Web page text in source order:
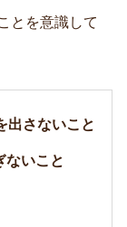
とを意識して
出さないこと
ないこと